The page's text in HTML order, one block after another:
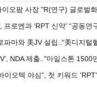
로
기
사
유
기
이오팜 사장 "R(연구) 글로벌
프로엔과 ‘RPT 신약’ “공동연
파마와 美JV 설립..“美디지털
NDA 제출.."마일스톤 1500
이오텍 야심”, 첫 키워드